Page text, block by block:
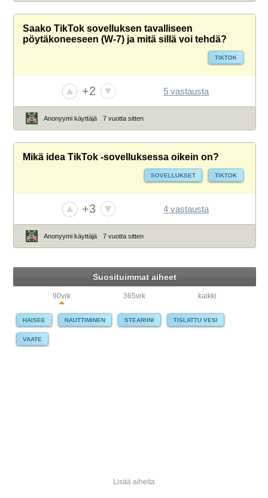
Saako TikTok sovelluksen tavalliseen
pöytäkoneeseen (W-7) ja mitä sillä voi tehdä?
TIKTOK
+2 5 vastausta
Anonyymi käyttäjä 7 vuotta sitten
Mikä idea TikTok -sovelluksessa oikein on?
SOVELLUKSET TIKTOK
+3 4 vastausta
Anonyymi käyttäjä 7 vuotta sitten
Suosituimmat aiheet
90vrk 365vrk kaikki
HAISEE NAUTTIMINEN STEARIINI TISLATTU VESI
VAATE
Lisää aiheita